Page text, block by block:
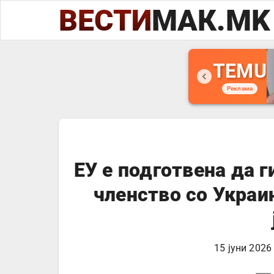
ВЕСТИМАК.MK
TEMU
Реклама
ЕУ е подготвена да
членство со
15 јуни 2026